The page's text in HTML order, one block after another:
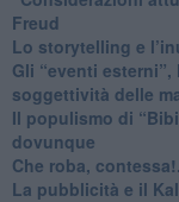
Freud
​Lo storytelling e
​Gli “eventi esterni”,
soggettività delle
​Il populismo di
dovunque
​Che roba,
La pubblicità e il